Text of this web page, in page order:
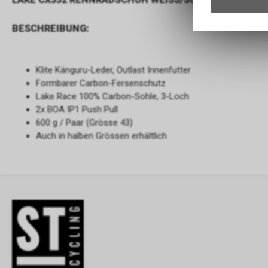
BESCHREIBUNG:
Klite Känguru-Leder, Outlast Innenfutter
Formbarer Carbon-Fersenschutz
Lake Race 100% Carbon-Sohle, 3-Loch
2x BOA IP1 Push Pull
600 g / Paar (Grösse 43)
Auch in halben Grössen erhältlich